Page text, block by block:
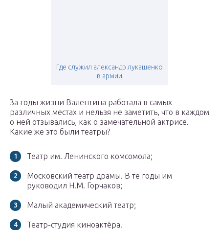
Где служил александр лукашенко
в армии
За годы жизни Валентина работала в самых
различных местах и нельзя не заметить, что в каждом
о ней отзывались, как о замечательной актрисе.
Какие же это были театры?
Театр им. Ленинского комсомола;
Московский театр драмы. В те годы им
руководил Н.М. Горчаков;
Малый академический театр;
Театр-студия киноактёра.